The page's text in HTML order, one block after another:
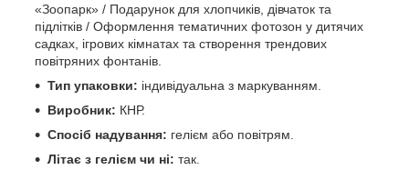
«Зоопарк» / Подарунок для хлопчиків, дівчаток та
підлітків / Оформлення тематичних фотозон у дитячих
садках, ігрових кімнатах та створення трендових
повітряних фонтанів.
Тип упаковки: індивідуальна з маркуванням.
Виробник: КНР.
Спосіб надування: гелієм або повітрям.
Літає з гелієм чи ні: так.